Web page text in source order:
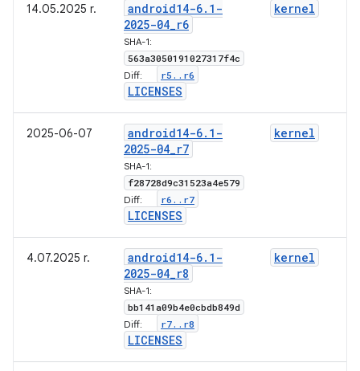
14.05.2025 r. android14-6. 1-
2025-04_r6
SHA-1:
563a3050191027317f4c
Diff: r5 . . r6
LICENSES
kernel
2025-06-07 android14-6. 1-
2025-04_r7
SHA-1:
f28728d9c31523a4e579
Diff: r6 . . r7
LICENSES
kernel
4.07.2025 r. android14-6. 1-
2025-04_r8
SHA-1:
bb141a09b4e0cbdb849d
Diff: r7. . r8
LICENSES
kernel